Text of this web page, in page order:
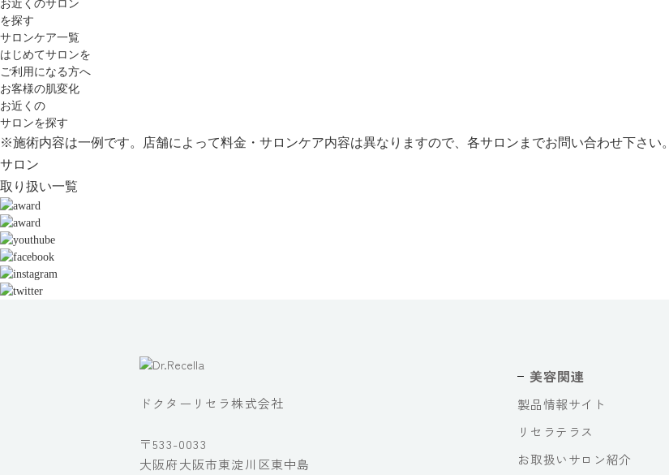
お近くのサロン
を探す
サロンケア一覧
はじめてサロンを
ご利用になる方へ
お客様の肌変化
お近くの
サロンを探す
※施術内容は一例です。店舗によって料金・サロンケア内容は異なりますので、各サロンまでお問い合わせ下さい。
サロン
取り扱い一覧
ドクターリセラ株式会社
〒533-0033
大阪府大阪市東淀川区東中島
美容関連
製品情報サイト
リセラテラス
お取扱いサロン紹介